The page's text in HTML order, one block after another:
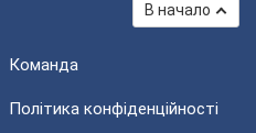
В начало
Команда
Політика конфіденційності